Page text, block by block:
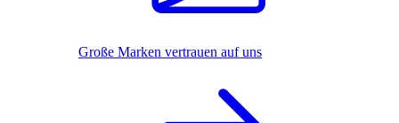
Große Marken vertrauen auf uns